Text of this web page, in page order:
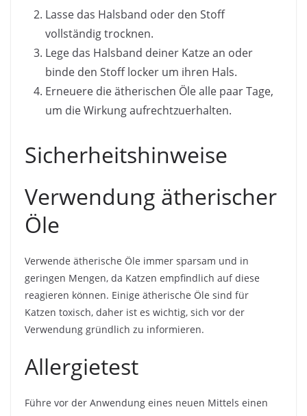
Lasse das Halsband oder den Stoff
vollständig trocknen.
Lege das Halsband deiner Katze an oder
binde den Stoff locker um ihren Hals.
Erneuere die ätherischen Öle alle paar Tage,
um die Wirkung aufrechtzuerhalten.
Sicherheitshinweise
Verwendung ätherischer
Öle
Verwende ätherische Öle immer sparsam und in
geringen Mengen, da Katzen empfindlich auf diese
reagieren können. Einige ätherische Öle sind für
Katzen toxisch, daher ist es wichtig, sich vor der
Verwendung gründlich zu informieren.
Allergietest
Führe vor der Anwendung eines neuen Mittels einen